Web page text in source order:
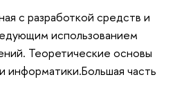
с разработкой средств и
использованием
Теоретические основы
информатики.Большая часть